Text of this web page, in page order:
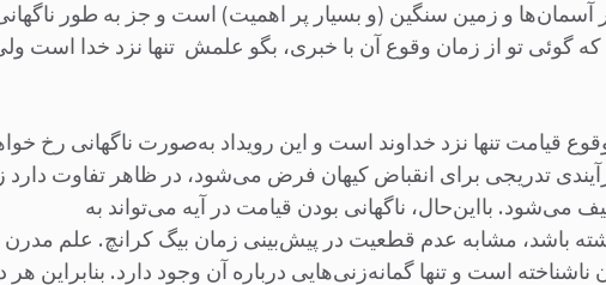
آسمان‌ها و زمین سنگین (و بسیار پر اهمیت) است و جز به طور
که گوئی تو از زمان وقوع آن با خبری، بگو علمش تنها نزد خدا است
وقوع قیامت تنها نزد خداوند است و این رویداد به‌صورت ناگهانی رخ
تدریجی برای انقباض کیهان فرض می‌شود، در ظاهر تفاوت دارد
می‌شود. بااین‌حال، ناگهانی بودن قیامت در آیه می‌تواند به
باشد، مشابه عدم قطعیت در پیش‌بینی زمان بیگ کرانچ. علم مدرن
ناشناخته است و تنها گمانه‌زنی‌هایی درباره آن وجود دارد. بنابراین هر